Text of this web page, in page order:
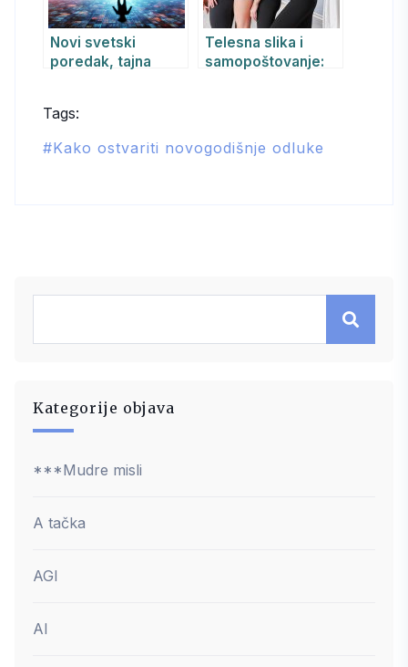
Novi svetski
poredak, tajna
manipulacije: kako
se zaštititi od
savremenih
Telesna slika i
samopoštovanje:
lepote i izgraditi
zdravo poverenje u
Tags:
Kako ostvariti novogodišnje odluke
Kategorije objava
***Mudre misli
A tačka
AGI
AI